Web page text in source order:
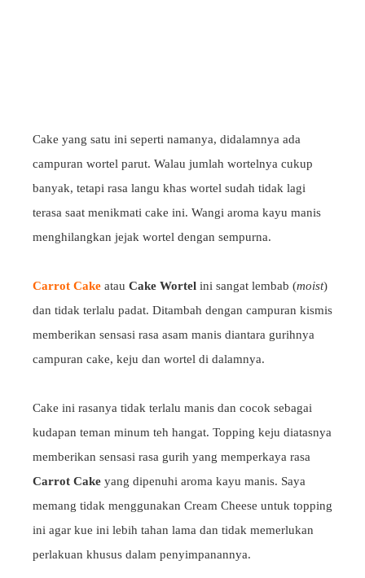
Cake yang satu ini seperti namanya, didalamnya ada
campuran wortel parut. Walau jumlah wortelnya cukup
banyak, tetapi rasa langu khas wortel sudah tidak lagi
terasa saat menikmati cake ini. Wangi aroma kayu manis
menghilangkan jejak wortel dengan sempurna.
Carrot Cake atau Cake Wortel ini sangat lembab (moist)
dan tidak terlalu padat. Ditambah dengan campuran kismis
memberikan sensasi rasa asam manis diantara gurihnya
campuran cake, keju dan wortel di dalamnya.
Cake ini rasanya tidak terlalu manis dan cocok sebagai
kudapan teman minum teh hangat. Topping keju diatasnya
memberikan sensasi rasa gurih yang memperkaya rasa
Carrot Cake yang dipenuhi aroma kayu manis. Saya
memang tidak menggunakan Cream Cheese untuk topping
ini agar kue ini lebih tahan lama dan tidak memerlukan
perlakuan khusus dalam penyimpanannya.